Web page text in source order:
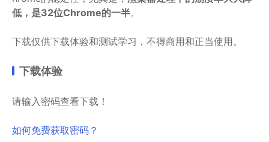
低，是32位Chrome的一半。
下载仅供下载体验和测试学习，不得商用和正当使用。
下载体验
请输入密码查看下载！
如何免费获取密码？